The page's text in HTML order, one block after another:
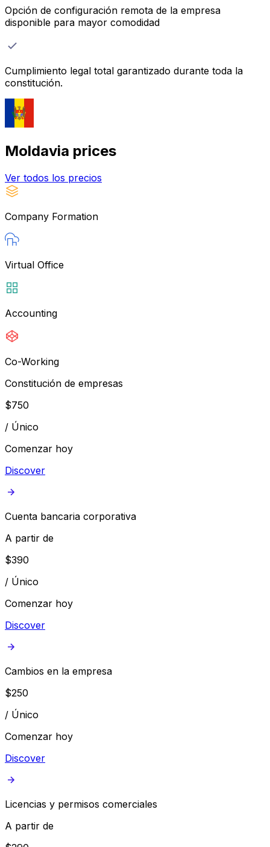
Opción de configuración remota de la empresa
disponible para mayor comodidad
Cumplimiento legal total garantizado durante toda la
constitución.
Moldavia prices
Ver todos los precios
Company Formation
Virtual Office
Accounting
Co-Working
Constitución de empresas
$750
/ Único
Comenzar hoy
Discover
Cuenta bancaria corporativa
A partir de
$390
/ Único
Comenzar hoy
Discover
Cambios en la empresa
$250
/ Único
Comenzar hoy
Discover
Licencias y permisos comerciales
A partir de